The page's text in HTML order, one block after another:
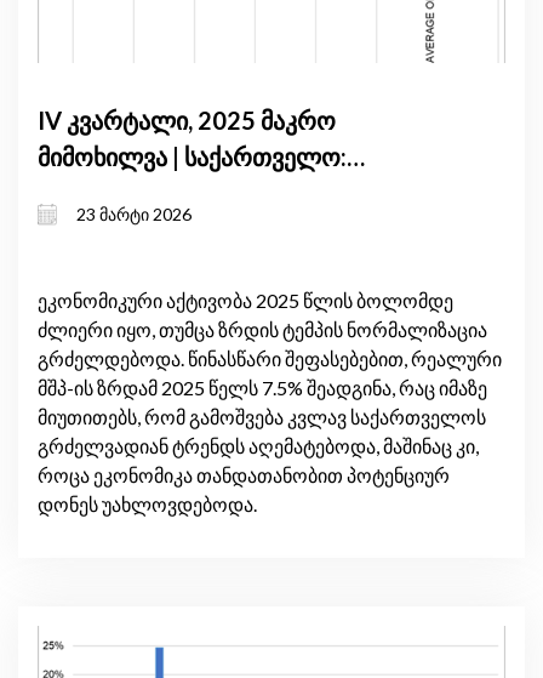
IV კვარტალი, 2025 მაკრო
მიმოხილვა | საქართველო:
ზემოთ, ეკონომიკური ზრდა
ბალანსი, რომელიც ჯერ კიდევ
მდგრადია
23 მარტი 2026
ეკონომიკური აქტივობა 2025 წლის ბოლომდე
ძლიერი იყო, თუმცა ზრდის ტემპის ნორმალიზაცია
გრძელდებოდა. წინასწარი შეფასებებით, რეალური
მშპ-ის ზრდამ 2025 წელს 7.5% შეადგინა, რაც იმაზე
მიუთითებს, რომ გამოშვება კვლავ საქართველოს
გრძელვადიან ტრენდს აღემატებოდა, მაშინაც კი,
როცა ეკონომიკა თანდათანობით პოტენციურ
დონეს უახლოვდებოდა.